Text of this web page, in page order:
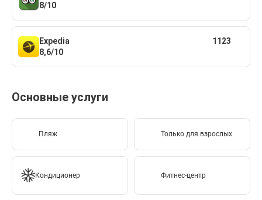
8/10
Expedia
8,6/10
1123
Основные услуги
Пляж Только для взрослых
Кондиционер Фитнес-центр